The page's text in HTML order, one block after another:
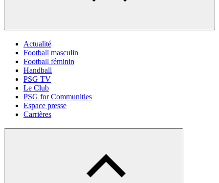
Actualité
Football masculin
Football féminin
Handball
PSG TV
Le Club
PSG for Communities
Espace presse
Carrières